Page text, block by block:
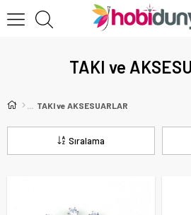
TAKI ve
TAKI ve AKSESUARLAR
Sıralama